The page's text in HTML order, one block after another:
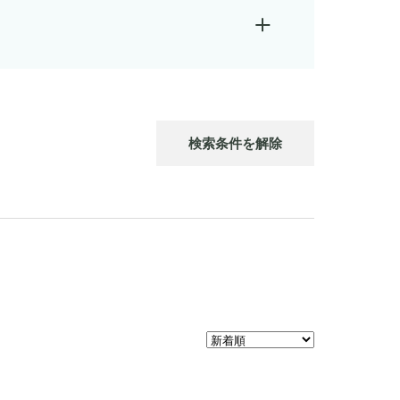
検索条件を解除